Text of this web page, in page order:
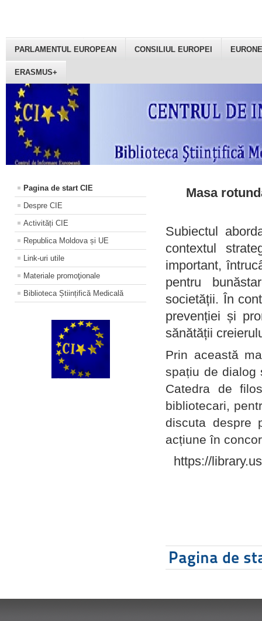
PARLAMENTUL EUROPEAN CONSILIUL EUROPEI
ERASMUS+
Pagina de start CIE
Despre CIE
Activități CIE
Republica Moldova și UE
Link-uri utile
Materiale promoţionale
Biblioteca Științifică Medicală
Masa
Subiectul
contextul
important,
pentru
societății. În
prevenției și
sănătății
Prin această
spațiu de dialog
Catedra de
bibliotecari,
discuta despre
acțiune în
https://
Pagina de